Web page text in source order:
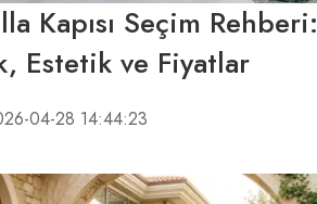
Kapısı Seçim Rehberi:
Estetik ve Fiyatlar
04-28 14:44:23